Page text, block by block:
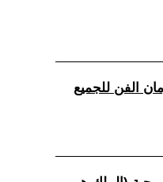
الفن للجميع